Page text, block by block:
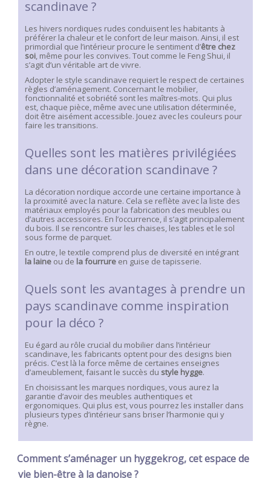
scandinave ?
Les hivers nordiques rudes conduisent les habitants à
préférer la chaleur et le confort de leur maison. Ainsi, il est
primordial que l’intérieur procure le sentiment d’être chez
soi, même pour les convives. Tout comme le Feng Shui, il
s’agit d’un véritable art de vivre.
Adopter le style scandinave requiert le respect de certaines
règles d’aménagement. Concernant le mobilier,
fonctionnalité et sobriété sont les maîtres-mots. Qui plus
est, chaque pièce, même avec une utilisation déterminée,
doit être aisément accessible. Jouez avec les couleurs pour
faire les transitions.
Quelles sont les matières privilégiées
dans une décoration scandinave ?
La décoration nordique accorde une certaine importance à
la proximité avec la nature. Cela se reflète avec la liste des
matériaux employés pour la fabrication des meubles ou
d’autres accessoires. En l’occurrence, il s’agit principalement
du bois. Il se rencontre sur les chaises, les tables et le sol
sous forme de parquet.
En outre, le textile comprend plus de diversité en intégrant
la laine ou de la fourrure en guise de tapisserie.
Quels sont les avantages à prendre un
pays scandinave comme inspiration
pour la déco ?
Eu égard au rôle crucial du mobilier dans l’intérieur
scandinave, les fabricants optent pour des designs bien
précis. C’est là la force même de certaines enseignes
d’ameublement, faisant le succès du style hygge.
En choisissant les marques nordiques, vous aurez la
garantie d’avoir des meubles authentiques et
ergonomiques. Qui plus est, vous pourrez les installer dans
plusieurs types d’intérieur sans briser l’harmonie qui y
règne.
Comment s’aménager un hyggekrog, cet espace de
vie bien-être à la danoise ?